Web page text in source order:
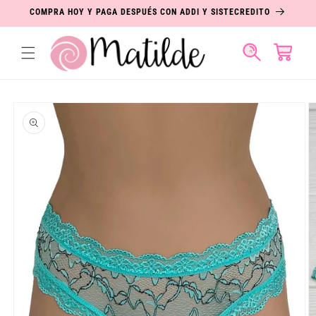
DIRECTAMENTE
AL CONTENIDO
COMPRA HOY Y PAGA DESPUÉS CON ADDI Y SISTECREDITO
Carrito
DIRECTAMENTE
A LA
INFORMACIÓN
DEL PRODUCTO